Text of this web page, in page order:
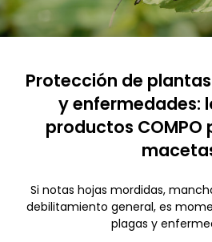
Protección de
y enfermedades:
productos COMPO
Si notas hojas mordidas,
debilitamiento general, es
plagas y